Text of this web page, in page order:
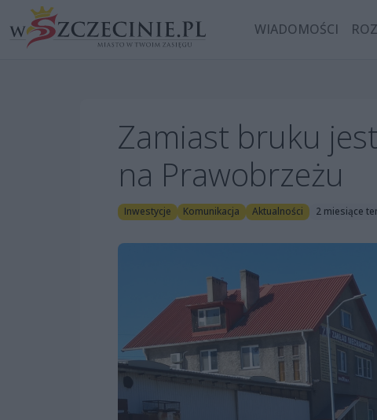
WIADOMOŚCI
Zamiast bruku
na Prawobrzeżu
Inwestycje Komunikacja Aktualności 2 miesiące